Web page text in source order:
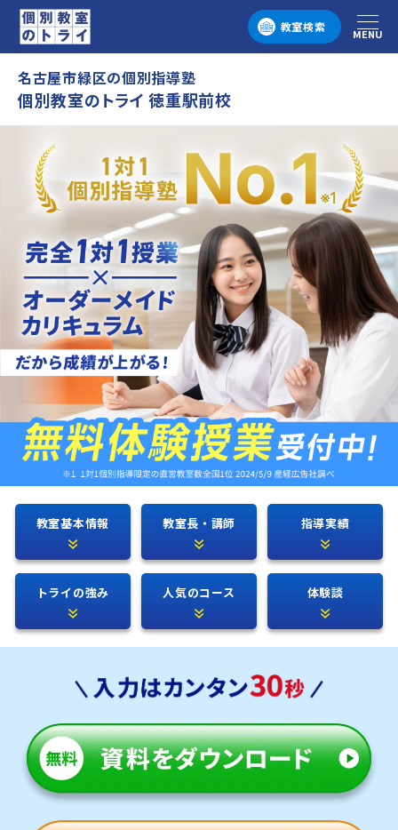
教室検索
メニュー
MENU
名古屋市緑区の個別指導塾
個別教室のトライ 徳重駅前校
教室基本情報 教室長・講師 指導実績
トライの強み 人気のコース 体験談